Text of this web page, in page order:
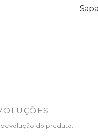
devolução do produto.